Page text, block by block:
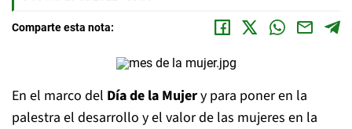
Comparte esta nota:
En el marco del Día de la Mujery para poner en la
palestra el desarrollo y el valor de las mujeres en la